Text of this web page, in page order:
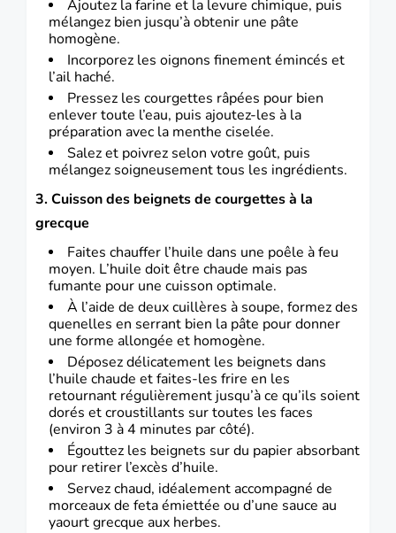
Ajoutez la farine et la levure chimique, puis
mélangez bien jusqu’à obtenir une pâte
homogène.
Incorporez les oignons finement émincés et
l’ail haché.
Pressez les courgettes râpées pour bien
enlever toute l’eau, puis ajoutez-les à la
préparation avec la menthe ciselée.
Salez et poivrez selon votre goût, puis
mélangez soigneusement tous les ingrédients.
3. Cuisson des beignets de courgettes à la
grecque
Faites chauffer l’huile dans une poêle à feu
moyen. L’huile doit être chaude mais pas
fumante pour une cuisson optimale.
À l’aide de deux cuillères à soupe, formez des
quenelles en serrant bien la pâte pour donner
une forme allongée et homogène.
Déposez délicatement les beignets dans
l’huile chaude et faites-les frire en les
retournant régulièrement jusqu’à ce qu’ils soient
dorés et croustillants sur toutes les faces
(environ 3 à 4 minutes par côté).
Égouttez les beignets sur du papier absorbant
pour retirer l’excès d’huile.
Servez chaud, idéalement accompagné de
morceaux de feta émiettée ou d’une sauce au
yaourt grecque aux herbes.